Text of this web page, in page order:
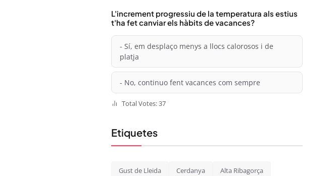
L'increment progressiu de la temperatura als estius
t'ha fet canviar els hàbits de vacances?
- Sí, em desplaço menys a llocs calorosos i de
platja
- No, continuo fent vacances com sempre
Total Votes: 37
Etiquetes
Gust de Lleida Cerdanya Alta Ribagorça